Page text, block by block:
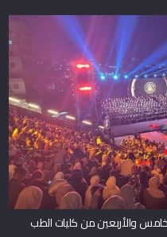
والأربعين من كليات الطب